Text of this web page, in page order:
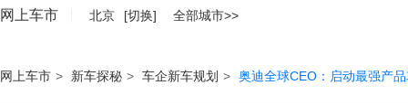
网上车市 北京 [切换] 全部城市>>
网上车市 > 新车探秘 > 车企新车规划 > 奥迪全球CEO：启动最强产